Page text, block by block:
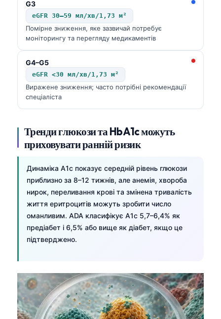
G3
eGFR 30–59 мл/хв/1,73 м²
Помірне зниження, яке зазвичай потребує
моніторингу та перегляду медикаментів
G4–G5
eGFR <30 мл/хв/1,73 м²
Виражене зниження; часто потрібні рекомендації
спеціаліста
Тренди глюкози та HbA1c можуть
приховувати ранній ризик
Динаміка A1c показує середній рівень глюкози
приблизно за 8–12 тижнів, але анемія, хвороба
нирок, переливання крові та змінена тривалість
життя еритроцитів можуть зробити число
оманливим. ADA класифікує A1c 5,7–6,4% як
предіабет і 6,5% або вище як діабет, якщо це
підтверджено.
ગુજરાતી
ಕನ್ನಡ
മലയാളം
Tiếng Việt
Tagalog
ไทย
ဗမာစာ
ភាសាខ្មែរ
Kiswahili
አማርኛ
O‘zbekcha
Қазақ тілі
Suomi
Hrvatski
Slovenčina
پښتو